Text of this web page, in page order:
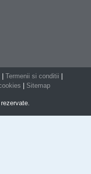
Termenii si conditii
Sitemap